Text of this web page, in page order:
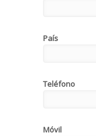
País
Teléfono
Móvil